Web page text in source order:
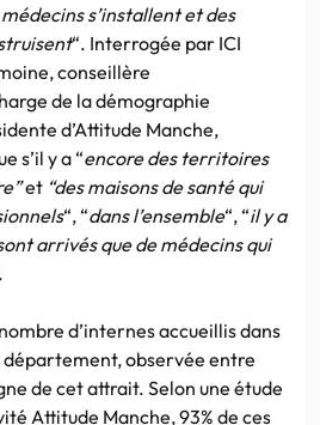
s’installent et des
“. Interrogée par ICI
conseillère
de la démographie
d’Attitude Manche,
s’il y a “encore des territoires
et “des maisons de santé qui
“, “dans l’ensemble“, “il y a
arrivés que de médecins qui
d’internes accueillis dans
département, observée entre
de cet attrait. Selon une étude
Attitude Manche, 93% de ces